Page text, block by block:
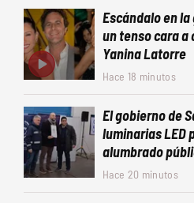
Escándalo en
un tenso cara a
Yanina Latorre
Hace 18 minutos
El gobierno de
luminarias LED
alumbrado
Hace 20 minutos